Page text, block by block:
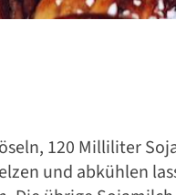
120 Milliliter
und abkühlen